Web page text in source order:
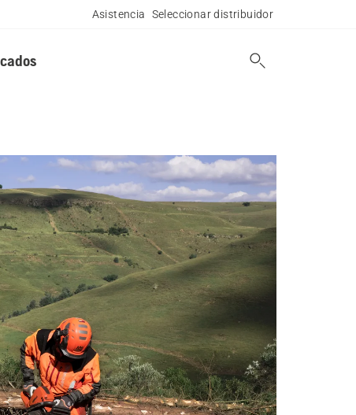
Asistencia Seleccionar distribuidor